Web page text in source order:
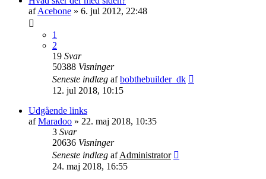
afAcebone » 6. jul 2012, 22:48
1
2
19 Svar
50388 Visninger
Seneste indlæg afbobthebuilder_dk
12. jul 2018, 10:15
Udgående links
afMaradoo » 22. maj 2018, 10:35
3 Svar
20636 Visninger
Seneste indlæg afAdministrator
24. maj 2018, 16:55